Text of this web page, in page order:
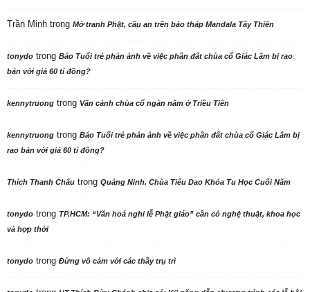
Trần Minh trong Mở tranh Phật, cầu an trên bảo tháp Mandala Tây Thiên
tonydo trong Báo Tuổi trẻ phản ảnh về việc phần đất chùa cổ Giác Lâm bị rao
bán với giá 60 tỉ đồng?
kennytruong trong Vãn cảnh chùa cổ ngàn năm ở Triều Tiên
kennytruong trong Báo Tuổi trẻ phản ảnh về việc phần đất chùa cổ Giác Lâm bị
rao bán với giá 60 tỉ đồng?
Thích Thanh Châu trong Quảng Ninh. Chùa Tiêu Dao Khóa Tu Học Cuối Năm
tonydo trong TP.HCM: “Văn hoá nghi lễ Phật giáo” cần có nghệ thuật, khoa học
và hợp thời
tonydo trong Đừng vô cảm với các thầy trụ trì